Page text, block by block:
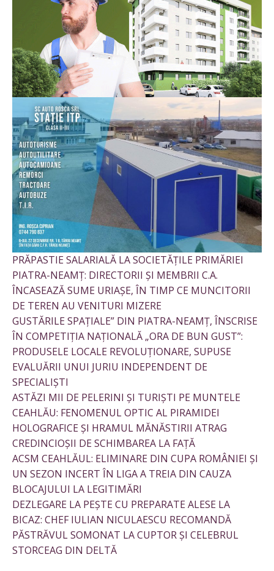
PRĂPASTIE SALARIALĂ LA SOCIETĂȚILE PRIMĂRIEI
PIATRA-NEAMȚ: DIRECTORII ȘI MEMBRII C.A.
ÎNCASEAZĂ SUME URIAȘE, ÎN TIMP CE MUNCITORII
DE TEREN AU VENITURI MIZERE
GUSTĂRILE SPAȚIALE” DIN PIATRA-NEAMȚ, ÎNSCRISE
ÎN COMPETIȚIA NAȚIONALĂ „ORA DE BUN GUST”:
PRODUSELE LOCALE REVOLUȚIONARE, SUPUSE
EVALUĂRII UNUI JURIU INDEPENDENT DE
SPECIALIȘTI
ASTĂZI MII DE PELERINI ȘI TURIȘTI PE MUNTELE
CEAHLĂU: FENOMENUL OPTIC AL PIRAMIDEI
HOLOGRAFICE ȘI HRAMUL MĂNĂSTIRII ATRAG
CREDINCIOȘII DE SCHIMBAREA LA FAȚĂ
ACSM CEAHLĂUL: ELIMINARE DIN CUPA ROMÂNIEI ȘI
UN SEZON INCERT ÎN LIGA A TREIA DIN CAUZA
BLOCAJULUI LA LEGITIMĂRI
DEZLEGARE LA PEȘTE CU PREPARATE ALESE LA
BICAZ: CHEF IULIAN NICULAESCU RECOMANDĂ
PĂSTRĂVUL SOMONAT LA CUPTOR ȘI CELEBRUL
STORCEAG DIN DELTĂ